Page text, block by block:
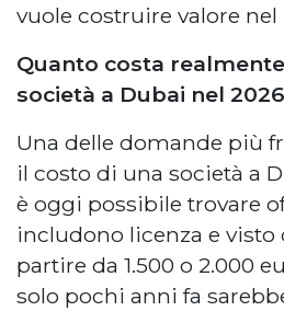
vuole costruire valore
Quanto costa
società a Dubai nel 2026
Una delle domande più
il costo di una società a
è oggi possibile trovare
includono licenza e visto
partire da 1.500 o 2.000
solo pochi anni fa